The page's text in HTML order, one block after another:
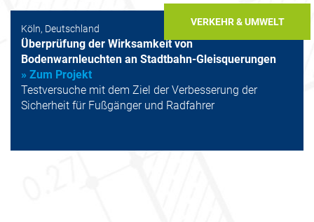
VERKEHR & UMWELT
Köln, Deutschland
Überprüfung der Wirksamkeit von
Bodenwarnleuchten an Stadtbahn-Gleisquerungen
» Zum Projekt
Testversuche mit dem Ziel der Verbesserung der
Sicherheit für Fußgänger und Radfahrer